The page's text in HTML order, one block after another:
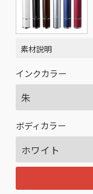
素材説明
インクカラー
ボディカラー